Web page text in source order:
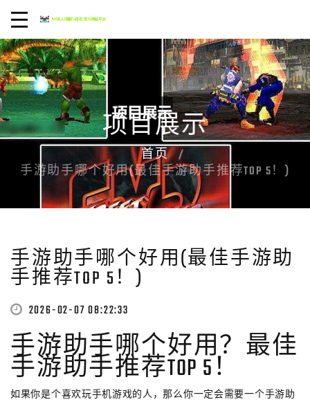
项目展示
首页
手游助手哪个好用(最佳手游助手推荐TOP 5！)
手游助手哪个好用(最佳手游助
手推荐TOP 5！)
2026-02-07 08:22:33
手游助手哪个好用？最佳
手游助手推荐TOP 5！
如果你是个喜欢玩手机游戏的人，那么你一定会需要一个手游助